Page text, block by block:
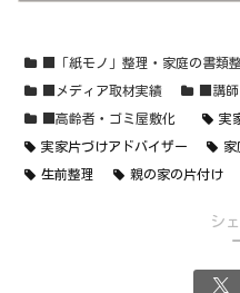
■「紙モノ」整理・家庭の書類
■メディア取材実績 ■講
■高齢者・ゴミ屋敷化 実
実家片づけアドバイザー 家
生前整理 親の家の片付け
シ